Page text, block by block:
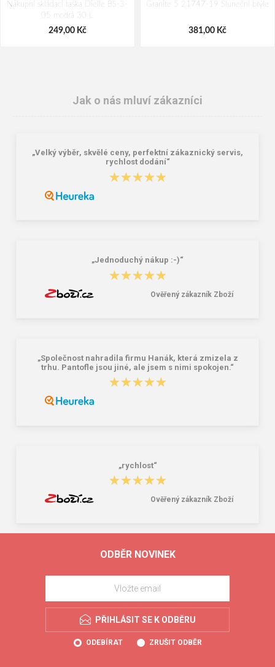
Nákupní skládací taška Dielle BS-3-
05 modrá 30 L
249,00 Kč
Granite 5 21747-19 Sluneční brýle
381,00 Kč
VM Footwear 3105 Univerzální
Jak o nás mluví zákazníci
„Velký výběr, skvělé ceny, perfektní zákaznický servis,
rychlost dodání“
★★★★★
★★★★★
„Jednoduchý nákup :-)“
★★★★★
★★★★★
Ověřený zákazník Zboží
„Společnost nahradila firmu Hanák, která zmizela z
trhu. Pantofle jsou jiné, ale jsem s nimi spokojen.“
★★★★★
★★★★★
„rychlost“
★★★★★
★★★★★
Ověřený zákazník Zboží
ODBĚR NOVINEK
PŘIHLÁSIT SE K ODBĚRU
ODEBÍRAT ZRUŠIT ODBĚR